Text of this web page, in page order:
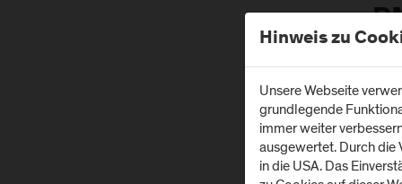
Hinweis zu
Unsere Webseite
grundlegende
immer weiter
ausgewertet. Durch die
in die USA. Das